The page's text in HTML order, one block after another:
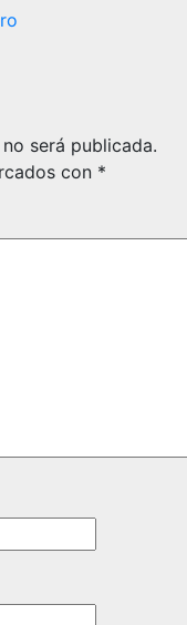
será publicada.
con *